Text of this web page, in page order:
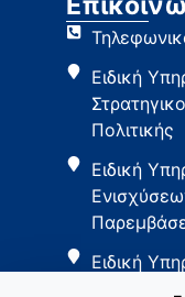
Ειδική
Πολιτικής
Ειδική
Ειδική